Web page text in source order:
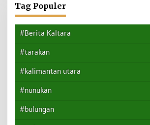
Tag Populer
#Berita Kaltara
#tarakan
#kalimantan utara
#nunukan
#bulungan